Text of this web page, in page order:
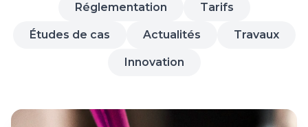
Réglementation Tarifs
Études de cas Actualités Travaux
Innovation